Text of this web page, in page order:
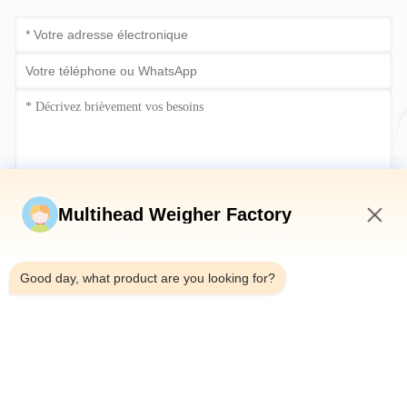
Soumettez maintenant
Multihead Weigher Factory
Good day, what product are you looking for?